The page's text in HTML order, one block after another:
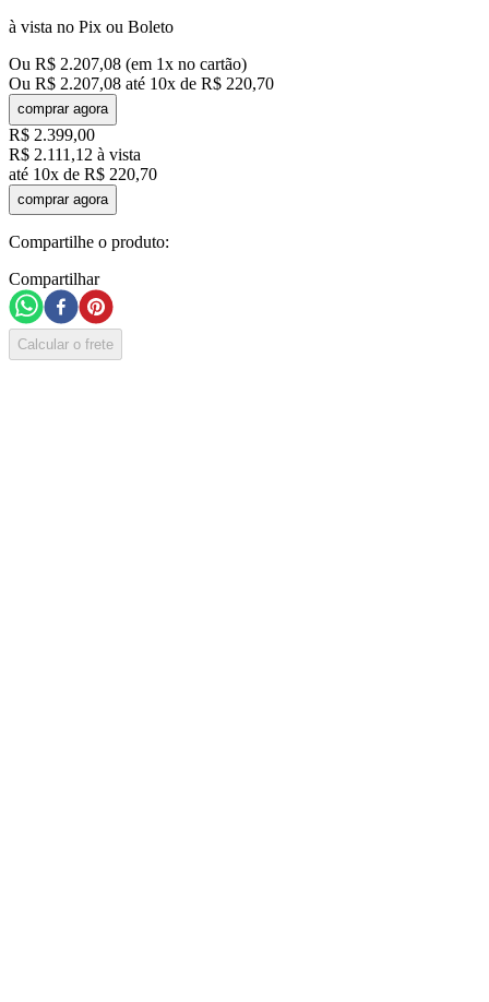
à vista no Pix ou Boleto
Ou R$ 2.207,08 (em 1x no cartão)
Ou R$ 2.207,08 até 10x de R$ 220,70
comprar agora
R$ 2.399,00
R$ 2.111 ,12 à vista
até 10x de R$ 220,70
comprar agora
Compartilhe o produto:
Compartilhar
Calcular o frete